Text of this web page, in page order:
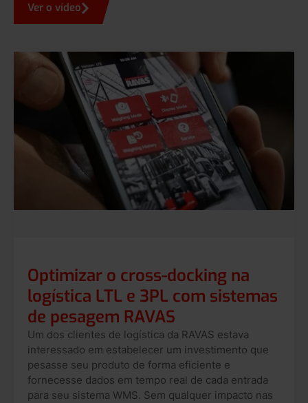
Ver o vídeo
Optimizar o cross-docking na
logística LTL e 3PL com sistemas
de pesagem RAVAS
Um dos clientes de logística da RAVAS estava
interessado em estabelecer um investimento que
pesasse seu produto de forma eficiente e
fornecesse dados em tempo real de cada entrada
para seu sistema WMS. Sem qualquer impacto nas